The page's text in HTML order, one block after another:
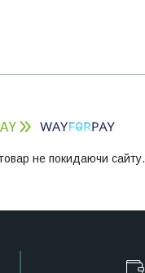
не покидаючи сайту.